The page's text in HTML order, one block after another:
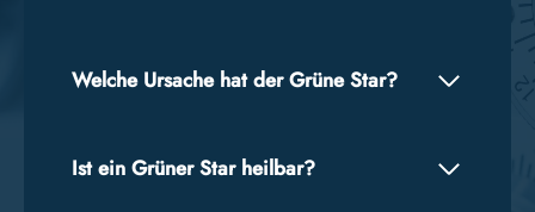
Welche Ursache hat der Grüne Star?
Ist ein Grüner Star heilbar?